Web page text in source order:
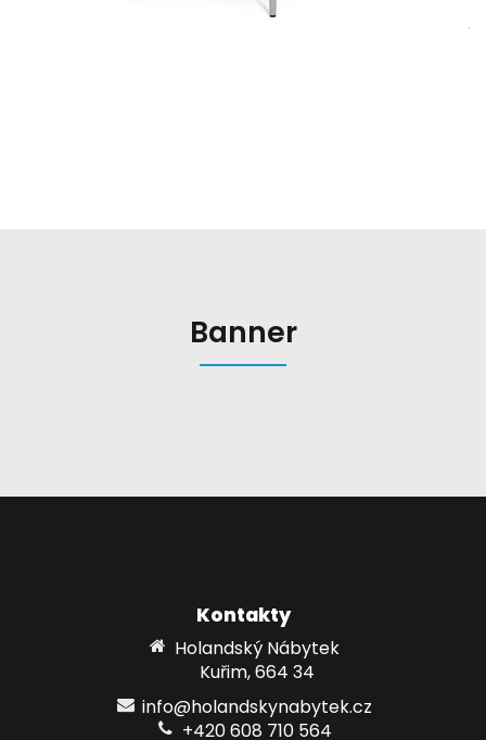
Banner
Kontakty
Holandský Nábytek
Kuřim, 664 34
info@holandskynabytek.cz
+420 608 710 564